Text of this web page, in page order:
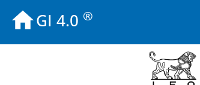
GI 4.0 ®